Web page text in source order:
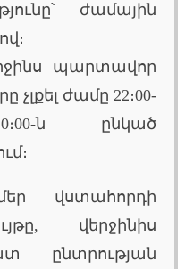
ժամային
պարտավոր
չլքել ժամը 22։00-
ն ընկած
վստահորդի
վերջինիս
ընտրության